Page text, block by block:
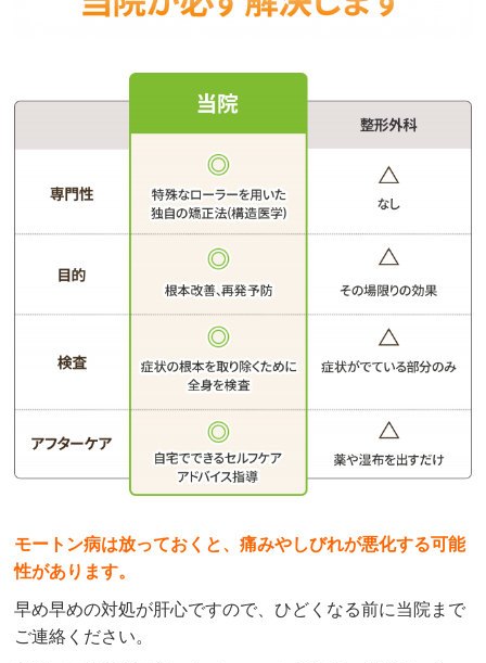
モートン病は放っておくと、痛みやしびれが悪化する可能
性があります。
早め早めの対処が肝心ですので、ひどくなる前に当院まで
ご連絡ください。